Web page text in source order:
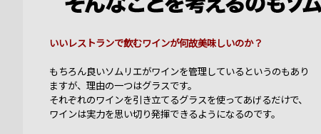
いいレストランで飲むワインが何故美味しいのか？
もちろん良いソムリエがワインを管理しているというのもあり
ますが、理由の一つはグラスです。
それぞれのワインを引き立てるグラスを使ってあげるだけで、
ワインは実力を思い切り発揮できるようになるのです。